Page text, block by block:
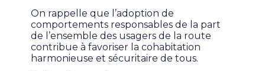
On rappelle que l’adoption de
comportements responsables de la part
de l’ensemble des usagers de la route
contribue à favoriser la cohabitation
harmonieuse et sécuritaire de tous.